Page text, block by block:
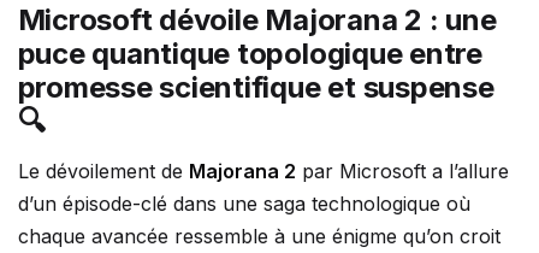
Microsoft dévoile Majorana 2 : une
puce quantique topologique entre
promesse scientifique et suspense
🔍
Le dévoilement de Majorana 2 par Microsoft a l’allure
d’un épisode-clé dans une saga technologique où
chaque avancée ressemble à une énigme qu’on croit